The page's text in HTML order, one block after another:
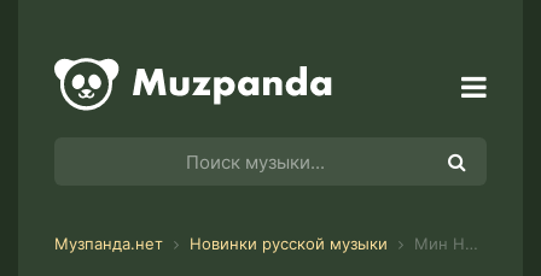
Музпанда.нет Новинки русской музыки Мин Нет - Ну всё пока (Tiktok Remix 2023)